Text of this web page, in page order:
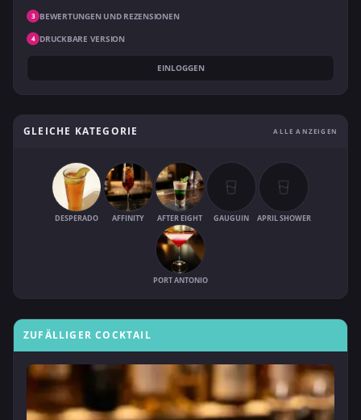
3 BEWERTUNGEN UND REZENSIONEN
4 DRUCKBARE VERSION
EINLOGGEN
GLEICHE KATEGORIE ALLE ANZEIGEN
DESPERADO AFFINITY AFTER EIGHT GAUGUIN APRIL SHOWER
PORT ANTONIO
ZUFÄLLIGER COCKTAIL